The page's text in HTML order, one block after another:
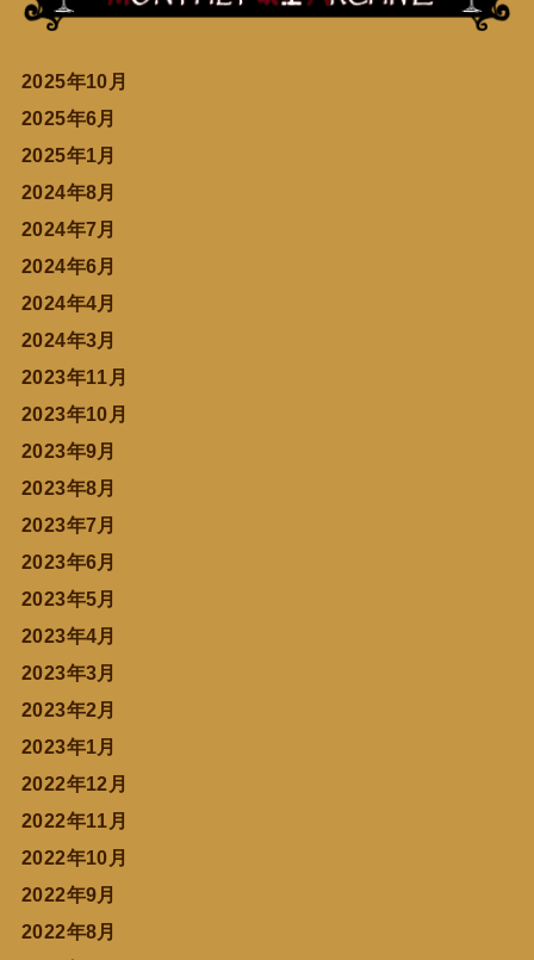
2025年10月
2025年6月
2025年1月
2024年8月
2024年7月
2024年6月
2024年4月
2024年3月
2023年11月
2023年10月
2023年9月
2023年8月
2023年7月
2023年6月
2023年5月
2023年4月
2023年3月
2023年2月
2023年1月
2022年12月
2022年11月
2022年10月
2022年9月
2022年8月